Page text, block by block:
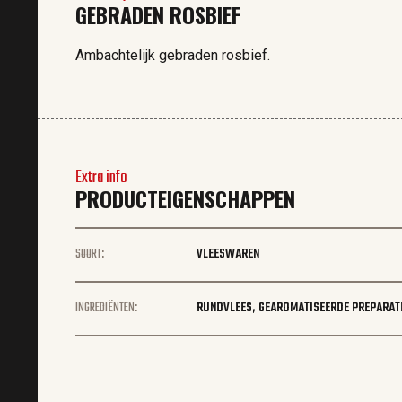
GEBRADEN ROSBIEF
Ambachtelijk gebraden rosbief.
Extra info
PRODUCTEIGENSCHAPPEN
SOORT: VLEESWAREN
INGREDIËNTEN: RUNDVLEES, GEAROMATISEERDE